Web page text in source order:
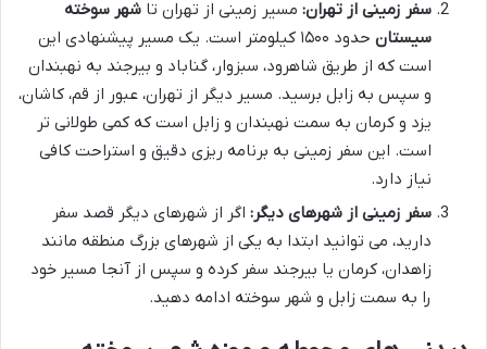
سفر زمینی از تهران: مسیر زمینی از تهران تا شهر سوخته
سیستان
حدود ۱۵۰۰ کیلومتر است. یک مسیر پیشنهادی این
است که از طریق شاهرود، سبزوار، گناباد و بیرجند به نهبندان
و سپس به زابل برسید. مسیر دیگر از تهران، عبور از قم، کاشان،
یزد و کرمان به سمت نهبندان و زابل است که کمی طولانی تر
است. این سفر زمینی به برنامه ریزی دقیق و استراحت کافی
نیاز دارد.
سفر زمینی از شهرهای دیگر: اگر از شهرهای دیگر قصد سفر
دارید، می توانید ابتدا به یکی از شهرهای بزرگ منطقه مانند
زاهدان، کرمان یا بیرجند سفر کرده و سپس از آنجا مسیر خود
را به سمت زابل و شهر سوخته ادامه دهید.